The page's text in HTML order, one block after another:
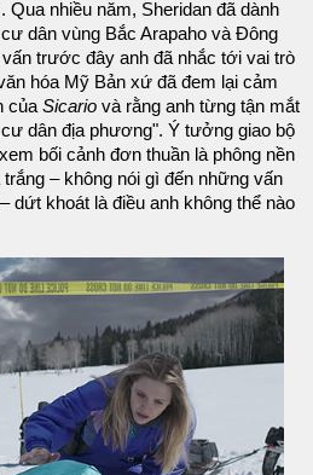
Qua nhiều năm, Sheridan đã dành
dân vùng Bắc Arapaho và Đông
trước đây anh đã nhắc tới vai trò
hóa Mỹ Bản xứ đã đem lại cảm
củaSicario và rằng anh từng tận mắt
dân địa phương". Ý tưởng giao bộ
bối cảnh đơn thuần là phông nền
– không nói gì đến những vấn
dứt khoát là điều anh không thể nào